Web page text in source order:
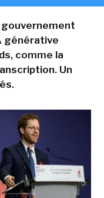
gouvernement
générative
comme la
Un